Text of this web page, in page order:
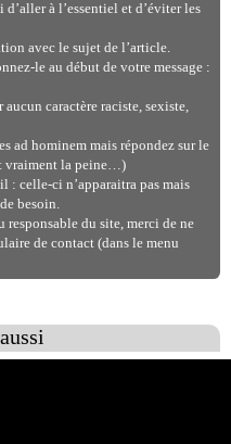
à l’essentiel et d’éviter les
avec le sujet de l’article.
le au début de votre message :
caractère raciste, sexiste,
ad hominem mais répondez sur le
vraiment la peine…)
: celle-ci n’apparaitra pas mais
besoin.
responsable du site, merci de ne
de contact (dans le menu